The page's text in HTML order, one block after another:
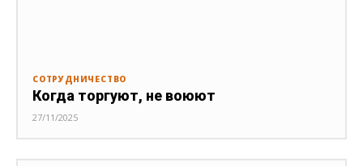
СОТРУДНИЧЕСТВО
Когда торгуют, не воюют
27/11/2025